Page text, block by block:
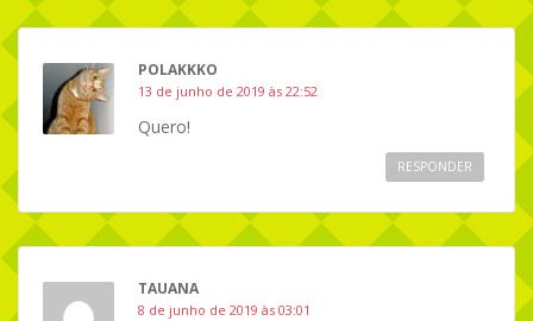
POLAKKKO
13 de junho de 2019 às 22:52
Quero!
RESPONDER
TAUANA
8 de junho de 2019 às 03:01